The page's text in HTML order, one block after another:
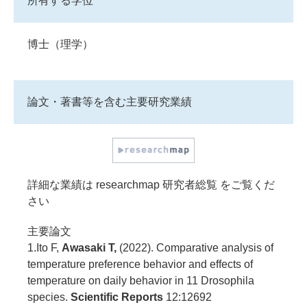
博士（理学）
論文・著書等を含む主要研究業績
詳細な業績は researchmap 研究者総覧 をご覧くだ
さい
主要論文
1.Ito F, Awasaki T, (2022). Comparative analysis of
temperature preference behavior and effects of
temperature on daily behavior in 11 Drosophila
species. Scientific Reports 12:12692